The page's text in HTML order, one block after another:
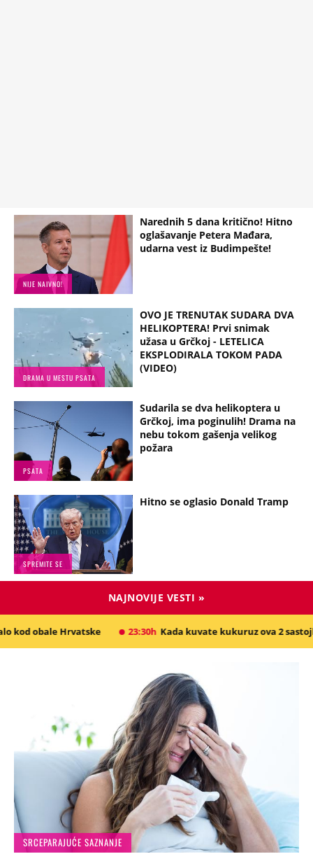
NIJE NAIVNO!
Narednih 5 dana kritično! Hitno
oglašavanje Petera Mađara,
udarna vest iz Budimpešte!
DRAMA U MESTU PSATA
OVO JE TRENUTAK SUDARA DVA
HELIKOPTERA! Prvi snimak
užasa u Grčkoj - LETELICA
EKSPLODIRALA TOKOM PADA
(VIDEO)
PSATA
Sudarila se dva helikoptera u
Grčkoj, ima poginulih! Drama na
nebu tokom gašenja velikog
požara
SPREMITE SE
Hitno se oglasio Donald Tramp
NAJNOVIJE VESTI »
23:30h Kada kuvate kukuruz ova 2 sastojka obavezno
SRCEPARAJUĆE SAZNANJE